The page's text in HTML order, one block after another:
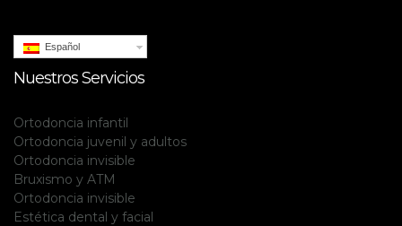
Español
Nuestros Servicios
Ortodoncia infantil
Ortodoncia juvenil y adultos
Ortodoncia invisible
Bruxismo y ATM
Ortodoncia invisible
Estética dental y facial